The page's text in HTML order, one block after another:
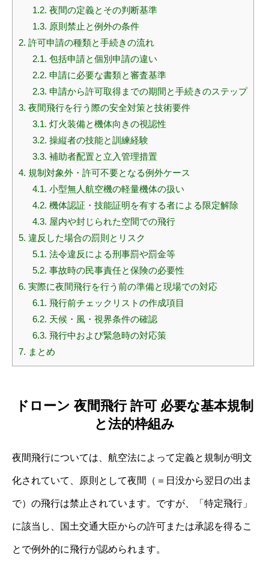
1.2. 夜間の定義とその判断基準
1.3. 原則禁止と例外の条件
2. 許可申請の種類と手続きの流れ
2.1. 包括申請と個別申請の違い
2.2. 申請に必要な書類と審査基準
2.3. 申請から許可取得までの期間と手続きのステップ
3. 夜間飛行を行う際の安全対策と技術要件
3.1. 灯火装備と機体向きの視認性
3.2. 操縦者の技能と訓練経験
3.3. 補助者配置と立入管理措置
4. 規制対象外・許可不要となる例外ケース
4.1. 小型無人航空機の軽量機体の扱い
4.2. 機体認証・技能証明を有する者による限定解除
4.3. 屋内や封じられた空間での飛行
5. 違反した場合の罰則とリスク
5.1. 法令違反による刑事罰や罰金等
5.2. 事故時の民事責任と保険の必要性
6. 実際に夜間飛行を行う前の準備と現場での対応
6.1. 飛行前チェックリストの作成項目
6.2. 天候・風・視界条件の確認
6.3. 飛行中および緊急時の対応策
7. まとめ
ドローン 夜間飛行 許可 必要な基本規制
と法的枠組み
夜間飛行については、航空法によって定義と規制が明文
化されていて、原則として夜間（＝日没から翌日の出ま
で）の飛行は禁止されています。ですが、「特定飛行」
に該当し、国土交通大臣からの許可または承認を得るこ
とで例外的に飛行が認められます。